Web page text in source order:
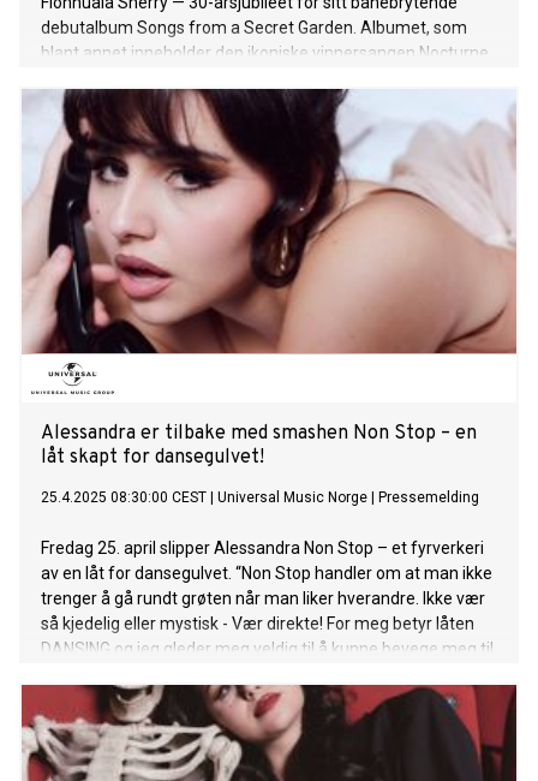
debutalbum Songs from a Secret Garden. Albumet, som
blant annet inneholder den ikoniske vinnersangen Nocturne
remastret utgave på både CD, vinyl og digitale plattformer
den 15. mai – nøyaktig 30 år etter den historiske seieren i
Dublin. Med sin unike blanding av klassisk, keltisk og norsk
folkemusikk, har Secret Garden oppnådd global suksess
gjennom tre tiår. Duoen har solgt over seks millioner album,
blitt strømmet nærmere tre milliarder ganger og mottatt
hele 113 platinatroféer fra ulike deler av verden. På sosiale
medier er musikken deres fortsatt høyst aktuell – låtene
deres er brukt i over 6.7 millioner videoer, med mer enn 11.8
milliarder visninger totalt. – Jeg møtte Fionnuala ved et
tilfeldig møte i Dublin i 1994. Hun spurte om jeg kunne tenke
meg å skrive musikk
Alessandra er tilbake med smashen Non Stop – en
låt skapt for dansegulvet!
25.4.2025 08:30:00 CEST Universal Music Norge Pressemelding
Fredag 25. april slipper Alessandra Non Stop – et fyrverkeri
av en låt for dansegulvet. “Non Stop handler om at man ikke
trenger å gå rundt grøten når man liker hverandre. Ikke vær
så kjedelig eller mystisk - Vær direkte! For meg betyr låten
DANSING og jeg gleder meg veldig til å kunne bevege meg til
låten HER! I “Non Stop”, oppfølgeren til “Language Of Love”,
får det unge stjerneskuddet igjen vist frem energien og
attituden fra monsterhiten “Queen of Kings” som for alvor
satte henne på kartet. Om oppfølgeren sier Alessandra: